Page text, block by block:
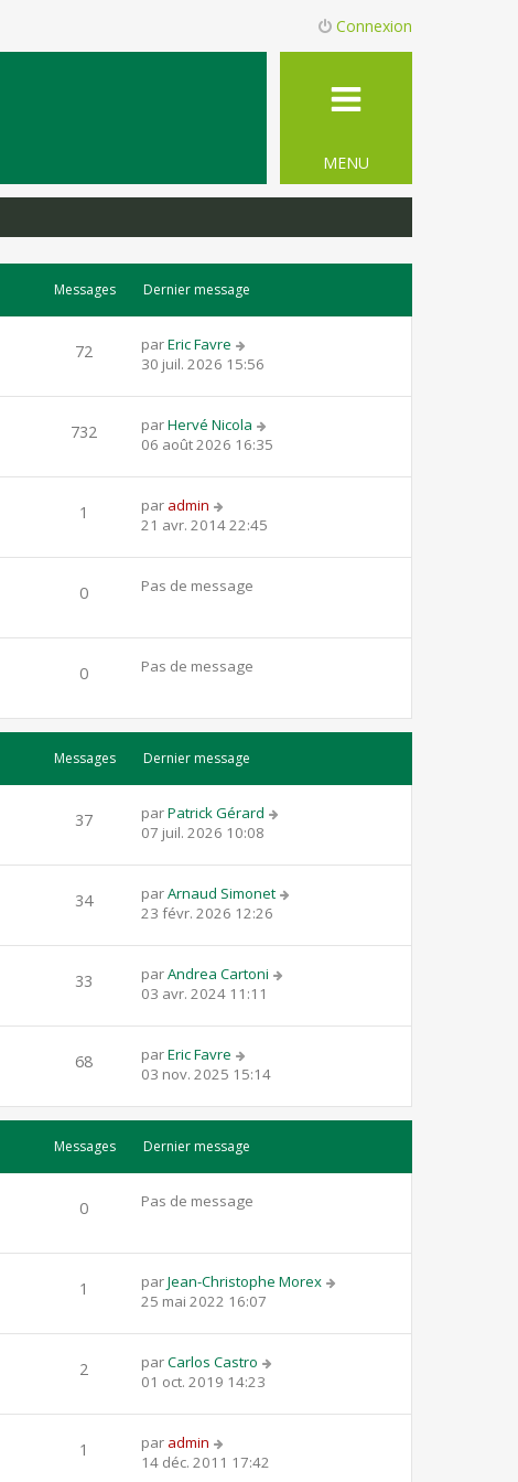
Connexion
MENU
Messages Dernier message
72 parEric Favre
30 juil. 2026 15:56
732 parHervé Nicola
06 août 2026 16:35
1 par admin
21 avr. 2014 22:45
0 Pas de message
0 Pas de message
Messages Dernier message
37 parPatrick Gérard
07 juil. 2026 10:08
34 parArnaud Simonet
23 févr. 2026 12:26
33 parAndrea Cartoni
03 avr. 2024 11:11
68 parEric Favre
03 nov. 2025 15:14
Messages Dernier message
0 Pas de message
1 parJean-Christophe Morex
25 mai 2022 16:07
2 parCarlos Castro
01 oct. 2019 14:23
1 par admin
14 déc. 2011 17:42